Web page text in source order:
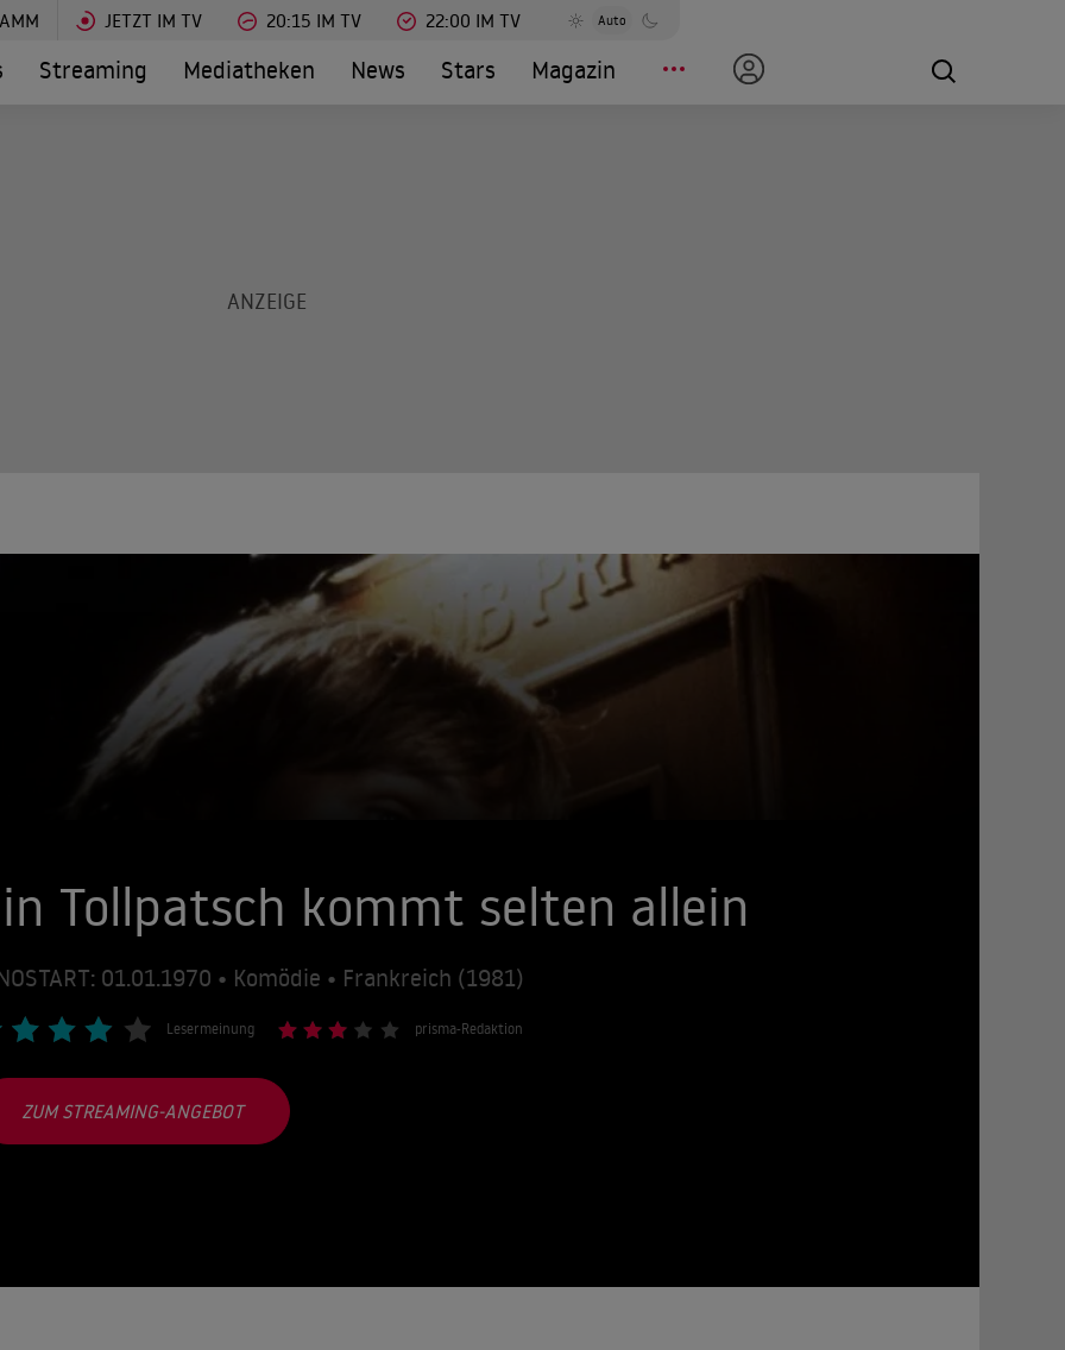
JETZT IM TV 20:15 IM TV 22:00 IM TV Auto
Streaming Mediatheken News Stars Magazin
Tollpatsch kommt selten allein
01.01.1970 • Komödie • Frankreich (1981)
Lesermeinung prisma-Redaktion
ZUM STREAMING-ANGEBOT